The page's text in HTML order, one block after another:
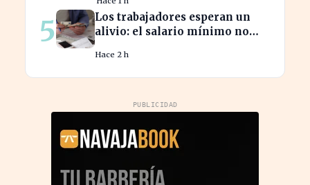
5
Los trabajadores esperan un
alivio: el salario mínimo no
Hace 2 h
PUBLICIDAD